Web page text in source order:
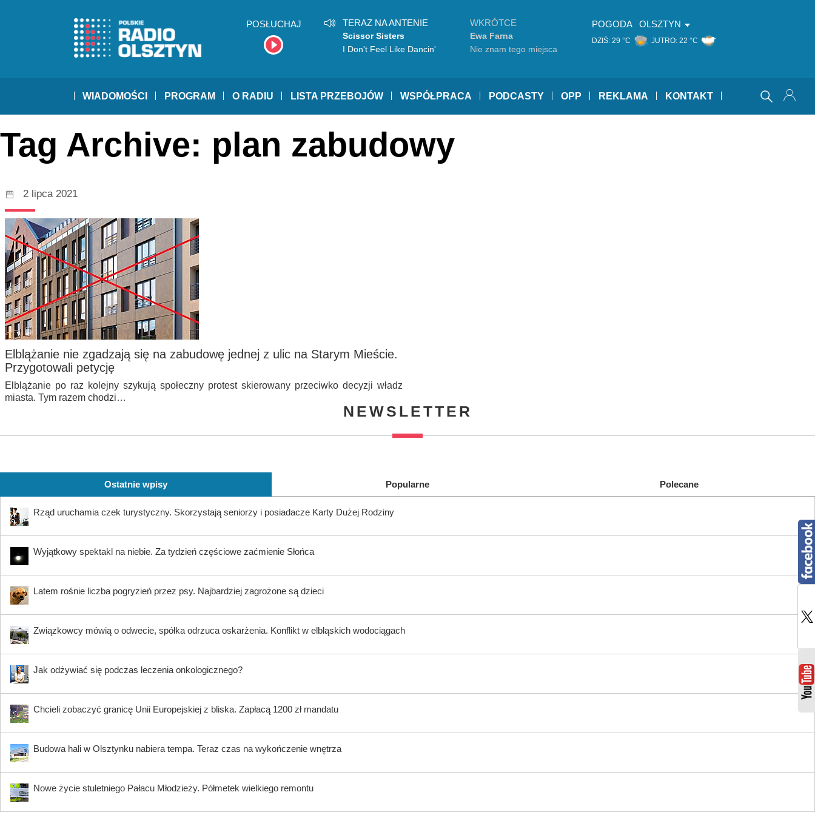
POSŁUCHAJ TERAZ NA ANTENIE
Scissor Sisters
I Don't Feel Like Dancin'
WKRÓTCE
Ewa Farna
Nie znam tego miejsca
POGODA OLSZTYN
DZIŚ: 29 °C JUTRO: 22 °C
WIADOMOŚCI PROGRAM O RADIU LISTA PRZEBOJÓW WSPÓŁPRACA PODCASTY OPP REKLAMA KONTAKT
Tag Archive: plan zabudowy
2 lipca 2021
Elblążanie nie zgadzają się na zabudowę jednej z ulic na Starym Mieście.
Przygotowali petycję
Elblążanie po raz kolejny szykują społeczny protest skierowany przeciwko decyzji władz
miasta. Tym razem chodzi…
NEWSLETTER
Ostatnie wpisy Popularne Polecane
Rząd uruchamia czek turystyczny. Skorzystają seniorzy i posiadacze Karty Dużej Rodziny
Wyjątkowy spektakl na niebie. Za tydzień częściowe zaćmienie Słońca
Latem rośnie liczba pogryzień przez psy. Najbardziej zagrożone są dzieci
Związkowcy mówią o odwecie, spółka odrzuca oskarżenia. Konflikt w elbląskich wodociągach
Jak odżywiać się podczas leczenia onkologicznego?
Chcieli zobaczyć granicę Unii Europejskiej z bliska. Zapłacą 1200 zł mandatu
Budowa hali w Olsztynku nabiera tempa. Teraz czas na wykończenie wnętrza
Nowe życie stuletniego Pałacu Młodzieży. Półmetek wielkiego remontu